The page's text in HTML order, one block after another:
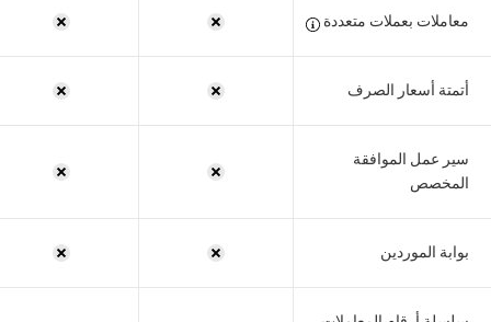
معاملات بعملات متعددة
أتمتة أسعار الصرف
سير عمل الموافقة
المخصص
بوابة الموردين